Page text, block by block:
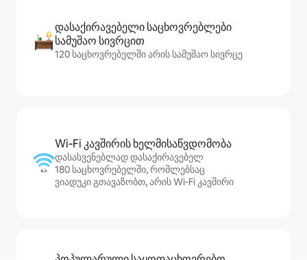
დასაქირავებელი საცხოვრებლები
სამუშაო სივრცით
120 საცხოვრებელში არის სამუშაო სივრცე
Wi‑Fi კავშირის ხელმისაწვდომობა
დასასვენებლად დასაქირავებელ
180 საცხოვრებელში, რომლებსაც
ვიადუკი გთავაზობთ, არის Wi‑Fi კავშირი